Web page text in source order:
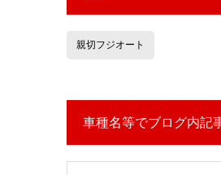
親切フジオート
車種名等でブログ内記